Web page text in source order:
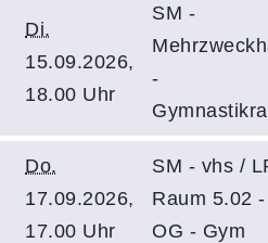
Di.
15.09.2026,
18.00 Uhr
SM -
-
Do.
17.09.2026,
17.00 Uhr
SM - vhs /
Raum 5.02
OG - Gym